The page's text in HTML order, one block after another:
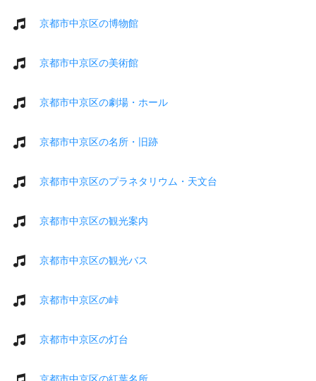
京都市中京区の博物館
京都市中京区の美術館
京都市中京区の劇場・ホール
京都市中京区の名所・旧跡
京都市中京区のプラネタリウム・天文台
京都市中京区の観光案内
京都市中京区の観光バス
京都市中京区の峠
京都市中京区の灯台
京都市中京区の紅葉名所